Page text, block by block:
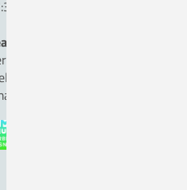
bis 12:00 Uhr
für
Andreas Hömer, Fon 05431.
Herr Ole Kettmann,